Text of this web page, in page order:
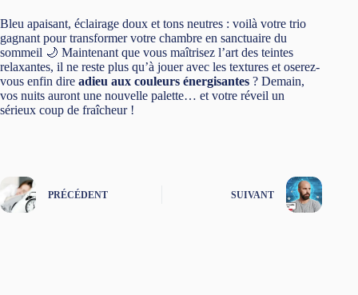
Bleu apaisant, éclairage doux et tons neutres : voilà votre trio
gagnant pour transformer votre chambre en sanctuaire du
sommeil 🌙 Maintenant que vous maîtrisez l’art des teintes
relaxantes, il ne reste plus qu’à jouer avec les textures et oserez-
vous enfin dire adieu aux couleurs énergisantes ? Demain,
vos nuits auront une nouvelle palette… et votre réveil un
sérieux coup de fraîcheur !
PRÉCÉDENT SUIVANT